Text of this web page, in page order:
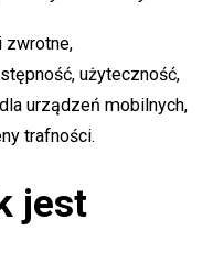
zwrotne,
użyteczność,
urządzeń mobilnych,
trafności.
jest